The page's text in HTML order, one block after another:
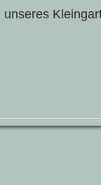
unseres